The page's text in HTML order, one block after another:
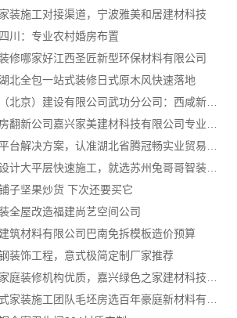
装施工对接渠道，宁波雅美和居建材科技
川：专业农村婚房布置
修哪家好江西圣匠新型环保材料有限公司
北全包一站式装修日式原木风快速落地
中蓝建投（北京）建设有限公司武功分公司：西咸新区全包装修报价
昆山全案设计大平层快速施工，就选苏州兔哥哥智装新材料有限公司
子坚果炒货 下次还要买它
全屋改造福建尚艺空间公司
筑材料有限公司巴南免拆模板造价预算
装饰工程，意式极简定制厂家推荐